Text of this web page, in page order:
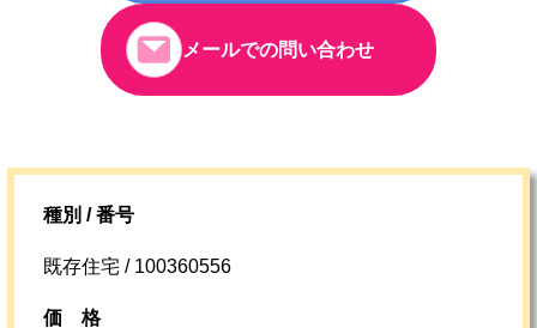
メールでの問い合わせ
種別 / 番号
既存住宅 / 100360556
価格